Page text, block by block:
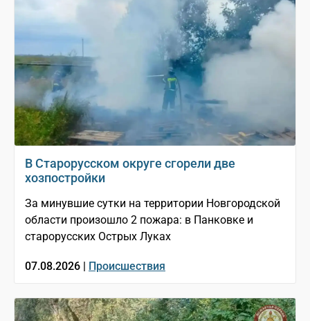
В Старорусском округе сгорели две
хозпостройки
За минувшие сутки на территории Новгородской
области произошло 2 пожара: в Панковке и
старорусских Острых Луках
07.08.2026 | Происшествия